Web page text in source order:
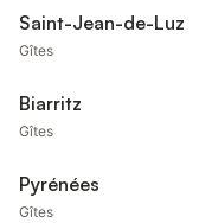
Saint-Jean-de-Luz
Gîtes
Biarritz
Gîtes
Pyrénées
Gîtes